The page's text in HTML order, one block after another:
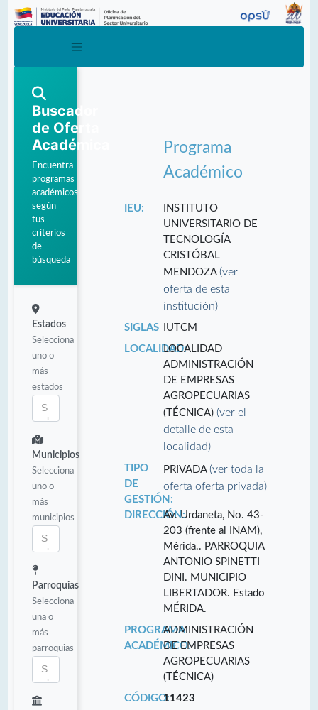
Buscador
de Oferta
Académica
Encuentra
programas
académicos
según
tus
criterios
de
búsqueda
Estados
Selecciona
uno o
más
estados
Municipios
Selecciona
uno o
más
municipios
Parroquias
Selecciona
una o
más
parroquias
Programa
Académico
IEU:
INSTITUTO
UNIVERSITARIO DE
TECNOLOGÍA
CRISTÓBAL
MENDOZA(ver
oferta de esta
institución)
SIGLAS
IUTCM
LOCALIDAD:LOCALIDAD
ADMINISTRACIÓN
DE EMPRESAS
AGROPECUARIAS
(TÉCNICA)(ver el
detalle de esta
localidad)
TIPO
DE
GESTIÓN:
PRIVADA(ver toda la
oferta oferta privada)
DIRECCIÓN:Av. Urdaneta, No. 43-
203 (frente al INAM),
Mérida.. PARROQUIA
ANTONIO SPINETTI
DINI. MUNICIPIO
LIBERTADOR. Estado
MÉRIDA.
PROGRAMA
ACADÉMICO:
ADMINISTRACIÓN
DE EMPRESAS
AGROPECUARIAS
(TÉCNICA)
CÓDIGO:11423